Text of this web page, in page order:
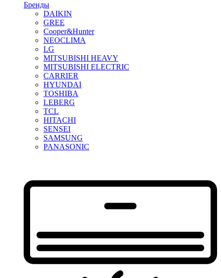
Бренды
DAIKIN
GREE
Cooper&Hunter
NEOCLIMA
LG
MITSUBISHI HEAVY
MITSUBISHI ELECTRIC
CARRIER
HYUNDAI
TOSHIBA
LEBERG
TCL
HITACHI
SENSEI
SAMSUNG
PANASONIC